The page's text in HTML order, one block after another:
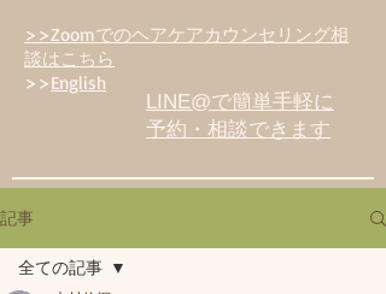
>>Zoomでのヘアケアカウンセリング相
談はこちら
>>English
LINE@で簡単手軽に
予約・相談できます
記事
全ての記事